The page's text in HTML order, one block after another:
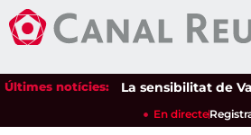
Últimes notícies:La sensibilitat de
En directe